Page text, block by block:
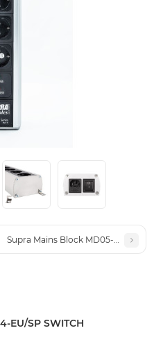
SWITCH SPC
Supra Mains Block MD05-EU
EU/SP SWITCH